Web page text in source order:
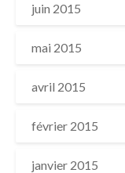
juin 2015
mai 2015
avril 2015
février 2015
janvier 2015